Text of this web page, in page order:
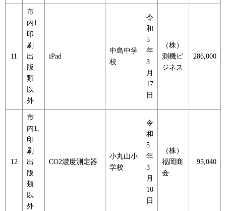
11
市
内1.
印
刷
出
版
類
以
外
iPad
中島中学
校
令
和
5
年
3
月
17
日
（株）
測機ビ
ジネス
286,000
12
市
内1.
印
刷
出
版
類
以
外
CO2濃度測定器
小丸山小
学校
令
和
5
年
3
月
10
日
（株）
福岡商
会
95,040